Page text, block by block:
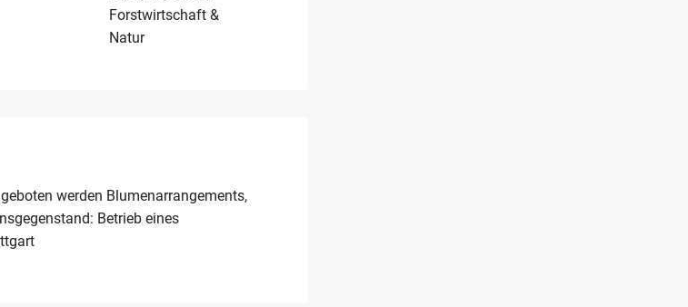
Forstwirtschaft &
Natur
werden Blumenarrangements,
Betrieb eines